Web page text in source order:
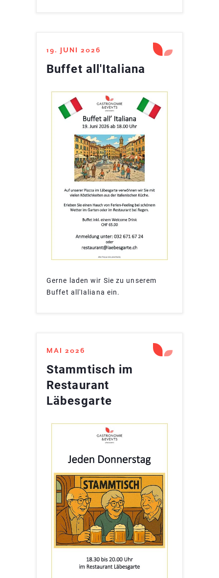
19. JUNI 2026
Buffet all'Italiana
Gerne laden wir Sie zu unserem
Buffet all'Ialiana ein.
MAI 2026
Stammtisch im
Restaurant
Läbesgarte